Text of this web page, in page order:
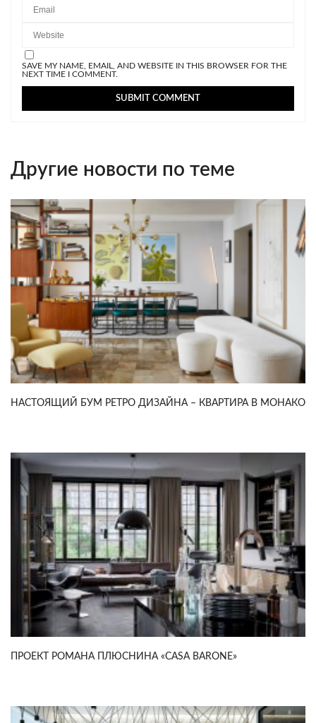
SAVE MY NAME, EMAIL, AND WEBSITE IN THIS BROWSER FOR THE
NEXT TIME I COMMENT.
Другие новости по теме
НАСТОЯЩИЙ БУМ РЕТРО ДИЗАЙНА – КВАРТИРА В МОНАКО
ПРОЕКТ РОМАНА ПЛЮСНИНА «CASA BARONE»